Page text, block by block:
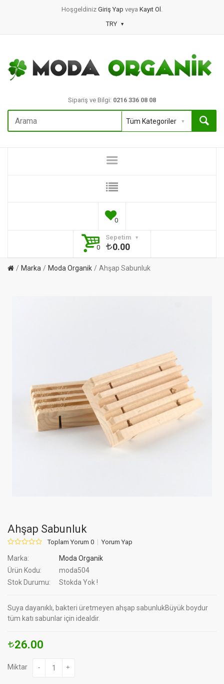
Hoşgeldiniz Giriş Yap veya Kayıt Ol .
TRY
Sipariş ve Bilgi: 0216 336 08 08
0
Sepetim
0
0.00
Marka Moda Organik Ahşap Sabunluk
Ahşap Sabunluk
Toplam Yorum 0 Yorum Yap
Marka:
Moda Organik
Ürün Kodu:
moda504
Stok Durumu:
Stokda Yok !
Suya dayanıklı, bakteri üretmeyen ahşap sabunlukBüyük boydur
tüm katı sabunlar için idealdir.
26.00
Miktar - +